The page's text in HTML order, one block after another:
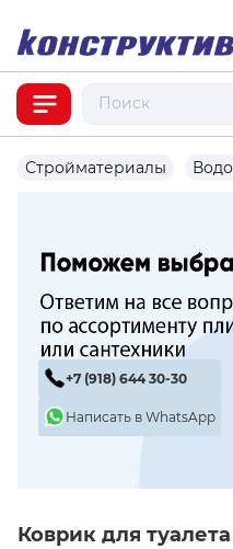
Стройматериалы
+7 (918) 644 30-30
Написать в WhatsApp
Коврик для